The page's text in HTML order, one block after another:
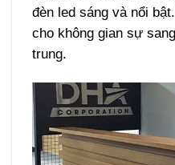
đèn led sáng và nổi
cho không gian sự
trung.